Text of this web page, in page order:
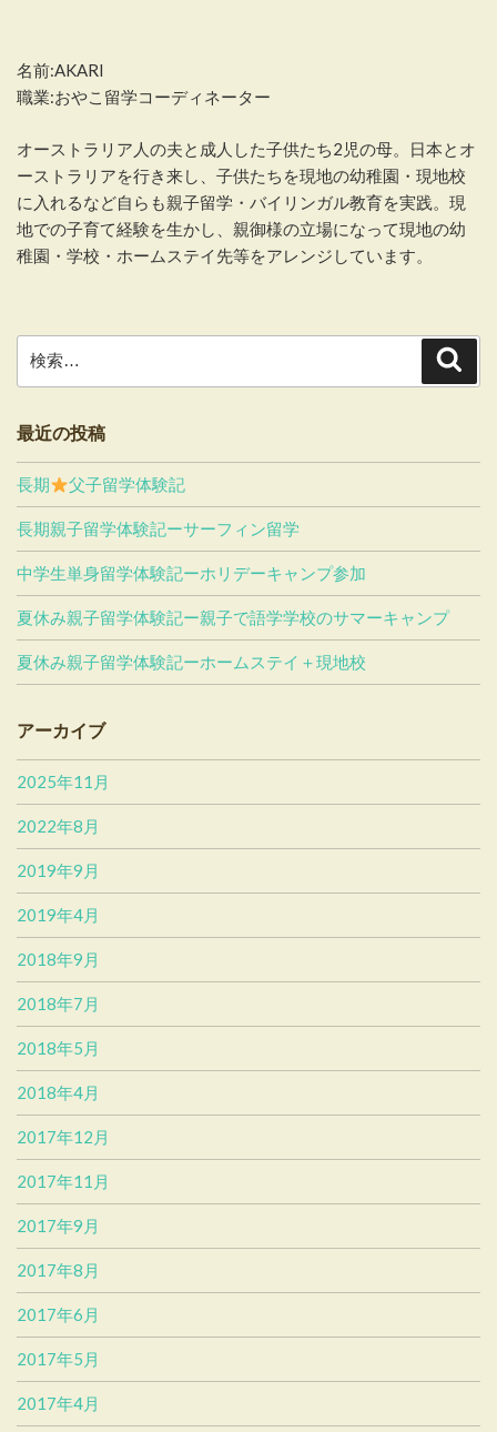
名前:AKARI
職業:おやこ留学コーディネーター
オーストラリア人の夫と成人した子供たち2児の母。日本とオ
ーストラリアを行き来し、子供たちを現地の幼稚園・現地校
に入れるなど自らも親子留学・バイリンガル教育を実践。現
地での子育て経験を生かし、親御様の立場になって現地の幼
稚園・学校・ホームステイ先等をアレンジしています。
索:
索
最近の投稿
長期 父子留学体験記
長期親子留学体験記ーサーフィン留学
中学生単身留学体験記ーホリデーキャンプ参加
夏休み親子留学体験記ー親子で語学学校のサマーキャンプ
夏休み親子留学体験記ーホームステイ＋現地校
アーカイブ
2025年11月
2022年8月
2019年9月
2019年4月
2018年9月
2018年7月
2018年5月
2018年4月
2017年12月
2017年11月
2017年9月
2017年8月
2017年6月
2017年5月
2017年4月